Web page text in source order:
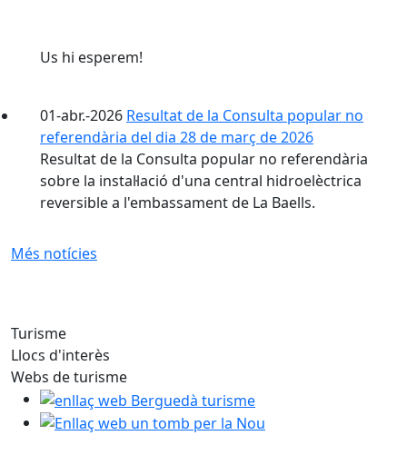
Us hi esperem!
01-abr.-2026 Resultat de la Consulta popular no
referendària del dia 28 de març de 2026
Resultat de la Consulta popular no referendària
sobre la instal·lació d'una central hidroelèctrica
reversible a l'embassament de La Baells.
Més notícies
Turisme
Llocs d'interès
Església de Sant Martí (La Nou)
Anterior
Webs de turisme
enllaç web Berguedà turisme
Enllaç web un tomb per la Nou